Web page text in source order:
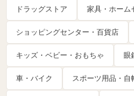
ドラッグストア 家具・ホーム
ショッピングセンター・百貨店
キッズ・ベビー・おもちゃ 眼
車・バイク スポーツ用品・自